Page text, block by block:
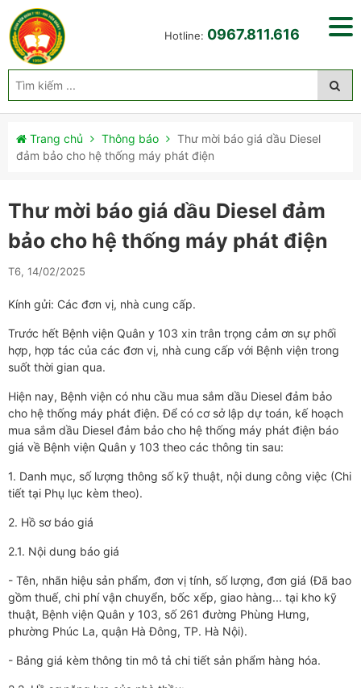
Hotline: 0967.811.616
Trang chủ Thông báo
Thư mời báo giá dầu Diesel
đảm bảo cho hệ thống máy phát điện
Thư mời báo giá dầu Diesel đảm
bảo cho hệ thống máy phát điện
T6, 14/02/2025
Kính gửi: Các đơn vị, nhà cung cấp.
Trước hết Bệnh viện Quân y 103 xin trân trọng cảm ơn sự phối
hợp, hợp tác của các đơn vị, nhà cung cấp với Bệnh viện trong
suốt thời gian qua.
Hiện nay, Bệnh viện có nhu cầu mua sắm dầu Diesel đảm bảo
cho hệ thống máy phát điện. Để có cơ sở lập dự toán, kế hoạch
mua sắm dầu Diesel đảm bảo cho hệ thống máy phát điện báo
giá về Bệnh viện Quân y 103 theo các thông tin sau:
1. Danh mục, số lượng thông số kỹ thuật, nội dung công việc (Chi
tiết tại Phụ lục kèm theo).
2. Hồ sơ báo giá
2.1. Nội dung báo giá
- Tên, nhãn hiệu sản phẩm, đơn vị tính, số lượng, đơn giá (Đã bao
gồm thuế, chi phí vận chuyển, bốc xếp, giao hàng... tại kho kỹ
thuật, Bệnh viện Quân y 103, số 261 đường Phùng Hưng,
phường Phúc La, quận Hà Đông, TP. Hà Nội).
- Bảng giá kèm thông tin mô tả chi tiết sản phẩm hàng hóa.